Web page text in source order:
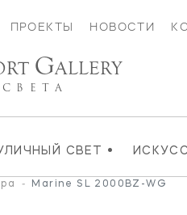
ПРОЕКТЫ НОВОСТИ
СВЕТ •
GALLERY
СВЕТА
- Marine SL 2000BZ-WG